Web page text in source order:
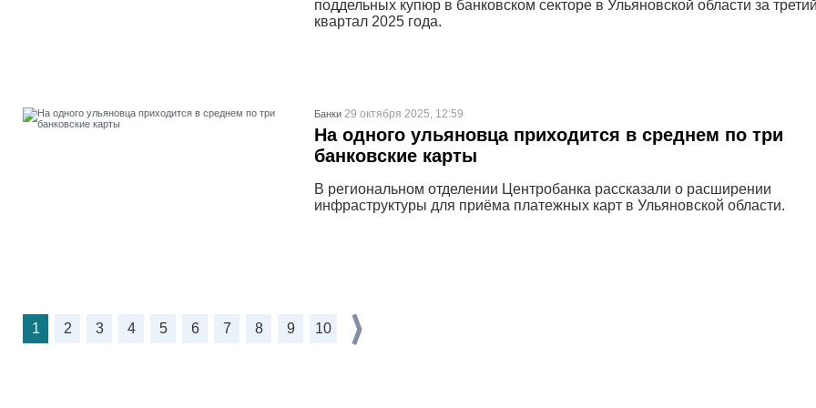
поддельных купюр в банковском секторе в Ульяновской области за
квартал 2025 года.
Банки 29 октября 2025, 12:59
На одного ульяновца приходится в среднем по три
банковские карты
В региональном отделении Центробанка рассказали о расширении
инфраструктуры для приёма платежных карт в Ульяновской области.
1 2 3 4 5 6 7 8 9 10